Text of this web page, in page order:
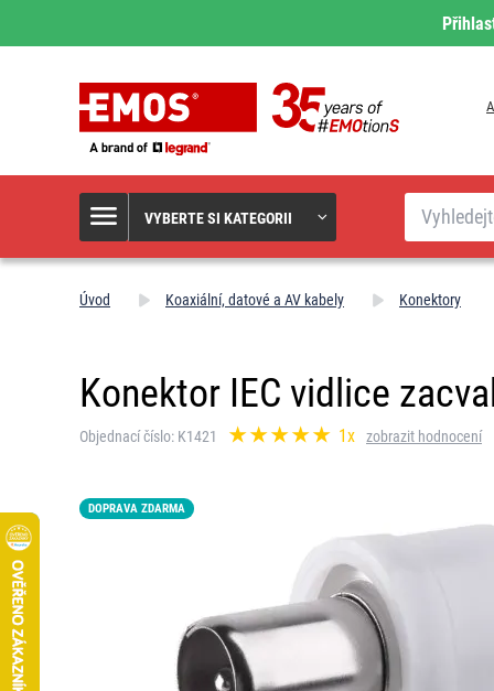
VYBERTE SI KATEGORII
Hledat
Úvod Koaxiální, datové a AV kabely Konektory
Konektor IEC vidlice
Objednací číslo: K1421 1x zobrazit hodnocení
DOPRAVA ZDARMA